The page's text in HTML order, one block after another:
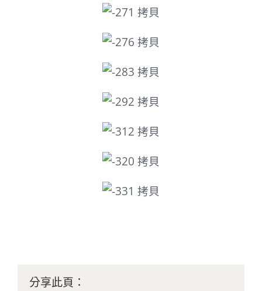
分享此頁：